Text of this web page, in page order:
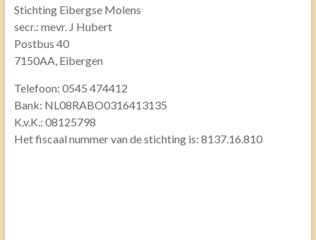
Stichting Eibergse Molens
secr.: mevr. J Hubert
Postbus 40
7150AA, Eibergen
Telefoon: 0545 474412
Bank: NL08RABO0316413135
K.v.K.: 08125798
Het fiscaal nummer van de stichting is: 8137.16.810